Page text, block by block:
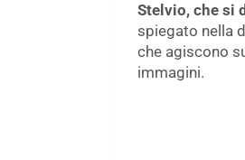
Stelvio, che si
spiegato nella
che agiscono
immagini.